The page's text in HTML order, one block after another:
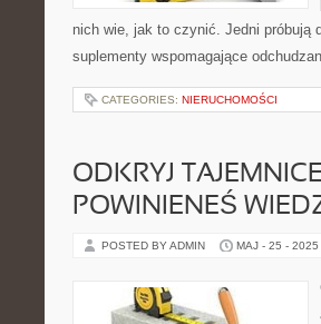
nich wie, jak to czynić. Jedni próbują
suplementy wspomagające
CATEGORIES: NIERUCHOMOŚCI
ODKRYJ
POWINIENEŚ
POSTED BY ADMIN MAJ - 25 - 2025